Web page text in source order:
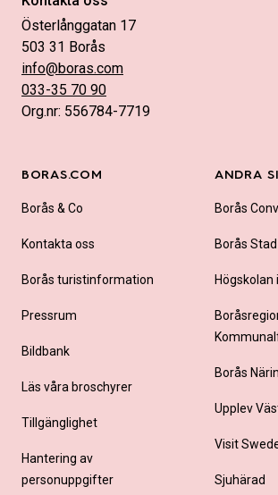
Österlånggatan 17
503 31 Borås
info@boras.com
033-35 70 90
Org.nr: 556784-7719
BORAS.COM
Borås & Co
Kontakta oss
Borås turistinformation
Pressrum
Bildbank
Läs våra broschyrer
Tillgänglighet
Hantering av
personuppgifter
ANDRA
Borås
Borås Stad
Högskolan
Borås
Upplev
Visit
Sjuhärad